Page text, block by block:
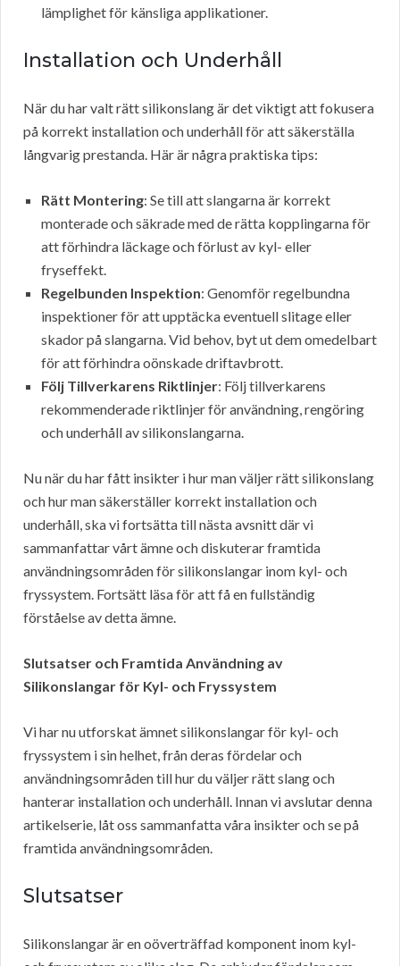
lämplighet för känsliga applikationer.
Installation och Underhåll
När du har valt rätt silikonslang är det viktigt att fokusera
på korrekt installation och underhåll för att säkerställa
långvarig prestanda. Här är några praktiska tips:
Rätt Montering: Se till att slangarna är korrekt
monterade och säkrade med de rätta kopplingarna för
att förhindra läckage och förlust av kyl- eller
fryseffekt.
Regelbunden Inspektion: Genomför regelbundna
inspektioner för att upptäcka eventuell slitage eller
skador på slangarna. Vid behov, byt ut dem omedelbart
för att förhindra oönskade driftavbrott.
Följ Tillverkarens Riktlinjer: Följ tillverkarens
rekommenderade riktlinjer för användning, rengöring
och underhåll av silikonslangarna.
Nu när du har fått insikter i hur man väljer rätt silikonslang
och hur man säkerställer korrekt installation och
underhåll, ska vi fortsätta till nästa avsnitt där vi
sammanfattar vårt ämne och diskuterar framtida
användningsområden för silikonslangar inom kyl- och
fryssystem. Fortsätt läsa för att få en fullständig
förståelse av detta ämne.
Slutsatser och Framtida Användning av
Silikonslangar för Kyl- och Fryssystem
Vi har nu utforskat ämnet silikonslangar för kyl- och
fryssystem i sin helhet, från deras fördelar och
användningsområden till hur du väljer rätt slang och
hanterar installation och underhåll. Innan vi avslutar denna
artikelserie, låt oss sammanfatta våra insikter och se på
framtida användningsområden.
Slutsatser
Silikonslangar är en oöverträffad komponent inom kyl-